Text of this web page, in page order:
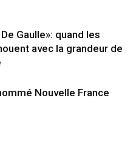
Gaulle»: quand les
avec la grandeur de
Nouvelle France